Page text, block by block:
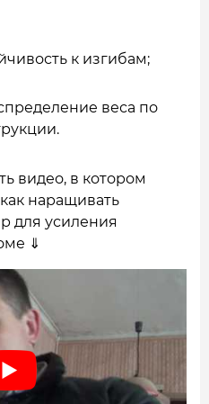
к изгибам;
веса по
видео, в котором
наращивать
для усиления
⇓